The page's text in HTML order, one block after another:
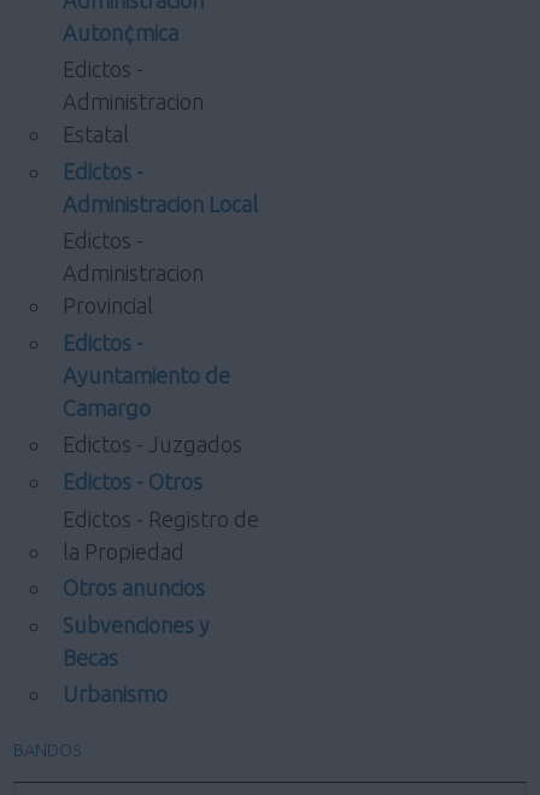
Auton¢mica
Edictos -
Administracion
Estatal
Edictos -
Administracion Local
Edictos -
Administracion
Provincial
Edictos -
Ayuntamiento de
Camargo
Edictos - Juzgados
Edictos - Otros
Edictos - Registro de
la Propiedad
Otros anuncios
Subvenciones y
Becas
Urbanismo
BANDOS